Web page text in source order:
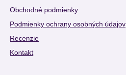
Obchodné podmienky
Podmienky ochrany osobných údajov
Recenzie
Kontakt